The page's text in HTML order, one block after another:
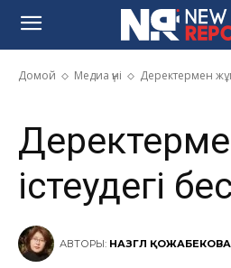
Домой Медиа үні Деректермен
Деректермен
бес қадам
істеудегі
АВТОРЫ: НАЗГҮЛ ҚОЖАБЕКОВА